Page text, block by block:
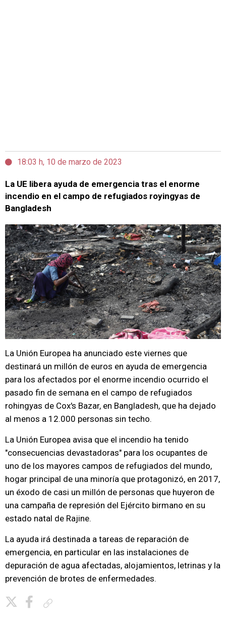
18:03 h, 10 de marzo de 2023
La UE libera ayuda de emergencia tras el enorme
incendio en el campo de refugiados royingyas de
Bangladesh
La Unión Europea ha anunciado este viernes que
destinará un millón de euros en ayuda de emergencia
para los afectados por el enorme incendio ocurrido el
pasado fin de semana en el campo de refugiados
rohingyas de Cox's Bazar, en Bangladesh, que ha dejado
al menos a 12.000 personas sin techo.
La Unión Europea avisa que el incendio ha tenido
"consecuencias devastadoras" para los ocupantes de
uno de los mayores campos de refugiados del mundo,
hogar principal de una minoría que protagonizó, en 2017,
un éxodo de casi un millón de personas que huyeron de
una campaña de represión del Ejército birmano en su
estado natal de Rajine.
La ayuda irá destinada a tareas de reparación de
emergencia, en particular en las instalaciones de
depuración de agua afectadas, alojamientos, letrinas y la
prevención de brotes de enfermedades.